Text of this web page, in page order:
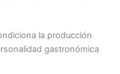
la producción
gastronómica